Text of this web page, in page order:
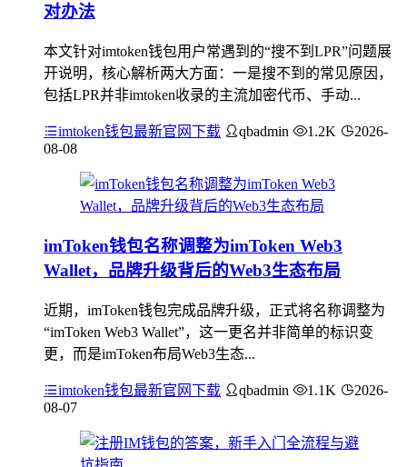
对办法
本文针对imtoken钱包用户常遇到的“搜不到LPR”问题展
开说明，核心解析两大方面：一是搜不到的常见原因，
包括LPR并非imtoken收录的主流加密代币、手动...
imtoken钱包最新官网下载 qbadmin 1.2K
2026-
08-08
imToken钱包名称调整为imToken Web3
Wallet，品牌升级背后的Web3生态布局
近期，imToken钱包完成品牌升级，正式将名称调整为
“imToken Web3 Wallet”，这一更名并非简单的标识变
更，而是imToken布局Web3生态...
imtoken钱包最新官网下载 qbadmin 1.1K
2026-
08-07